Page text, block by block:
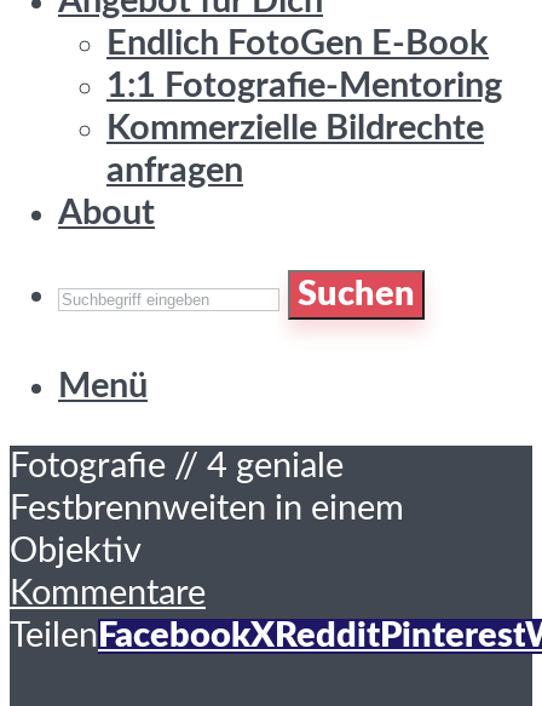
Endlich FotoGen E-Book
1:1 Fotografie-Mentoring
Kommerzielle Bildrechte
anfragen
About
Suchen
Menü
Fotografie // 4 geniale
Festbrennweiten in einem
Objektiv
Kommentare
Teilen FacebookX Reddit Pinterest